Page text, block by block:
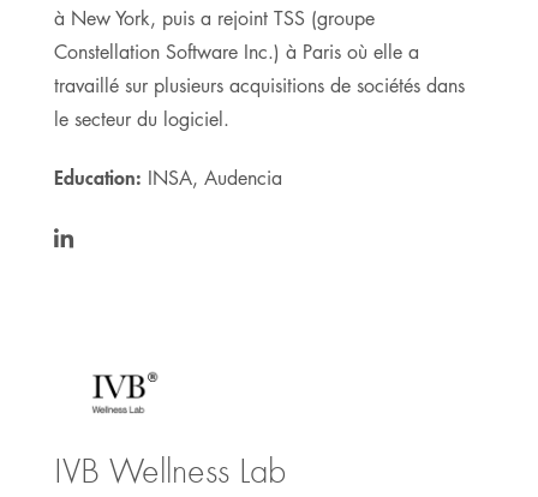
à New York, puis a rejoint TSS (groupe
Constellation Software Inc.) à Paris où elle a
travaillé sur plusieurs acquisitions de sociétés dans
le secteur du logiciel.
Education: INSA, Audencia
IVB Wellness Lab